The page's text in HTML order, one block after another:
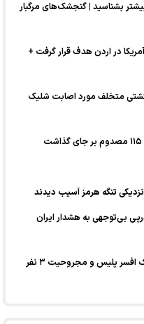
بشناسید | گنجشک‌های مرگبار
محل استقرار جنگنده‌های اف۱۸ آمریکا در اردن هدف قرار گرفت +
متخلف مورد اصابت شلیک
تنگه هرمز آسیب دیدند
بی‌توجهی به هشدار ایران
حادثه تروریستی در زاهدان | شهادت یک افسر پلیس و مجروحیت ۳ نفر